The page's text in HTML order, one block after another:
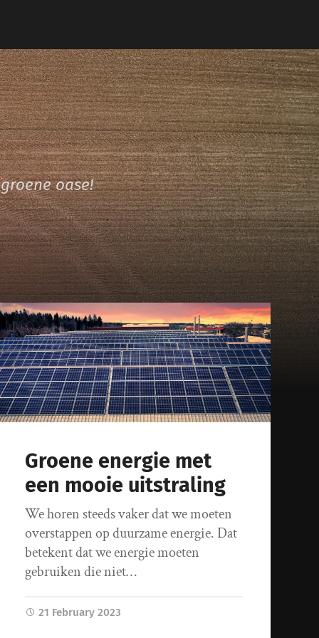
oase!
Groene energie met
een mooie uitstraling
We horen steeds vaker dat we moeten
overstappen op duurzame energie. Dat
betekent dat we energie moeten
gebruiken die niet…
21 February 2023